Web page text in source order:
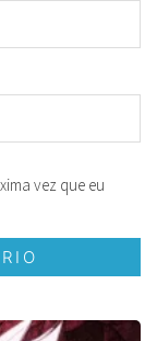
vez que eu